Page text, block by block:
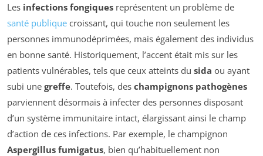
Les infections fongiques représentent un problème de
santé publique croissant, qui touche non seulement les
personnes immunodéprimées, mais également des individus
en bonne santé. Historiquement, l’accent était mis sur les
patients vulnérables, tels que ceux atteints du sida ou ayant
subi une greffe. Toutefois, des champignons pathogènes
parviennent désormais à infecter des personnes disposant
d’un système immunitaire intact, élargissant ainsi le champ
d’action de ces infections. Par exemple, le champignon
Aspergillus fumigatus, bien qu’habituellement non